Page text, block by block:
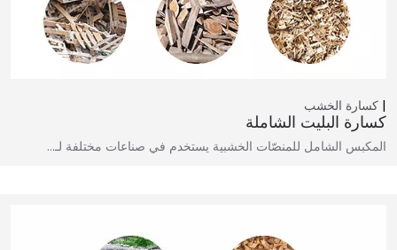
كسارة الخشب
كسارة البليت الشاملة
المكبس الشامل للمنصّات الخشبية يستخدم في صناعات مختلفة لـ…